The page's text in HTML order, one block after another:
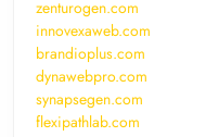
zenturogen.com
innovexaweb.com
brandioplus.com
dynawebpro.com
synapsegen.com
flexipathlab.com